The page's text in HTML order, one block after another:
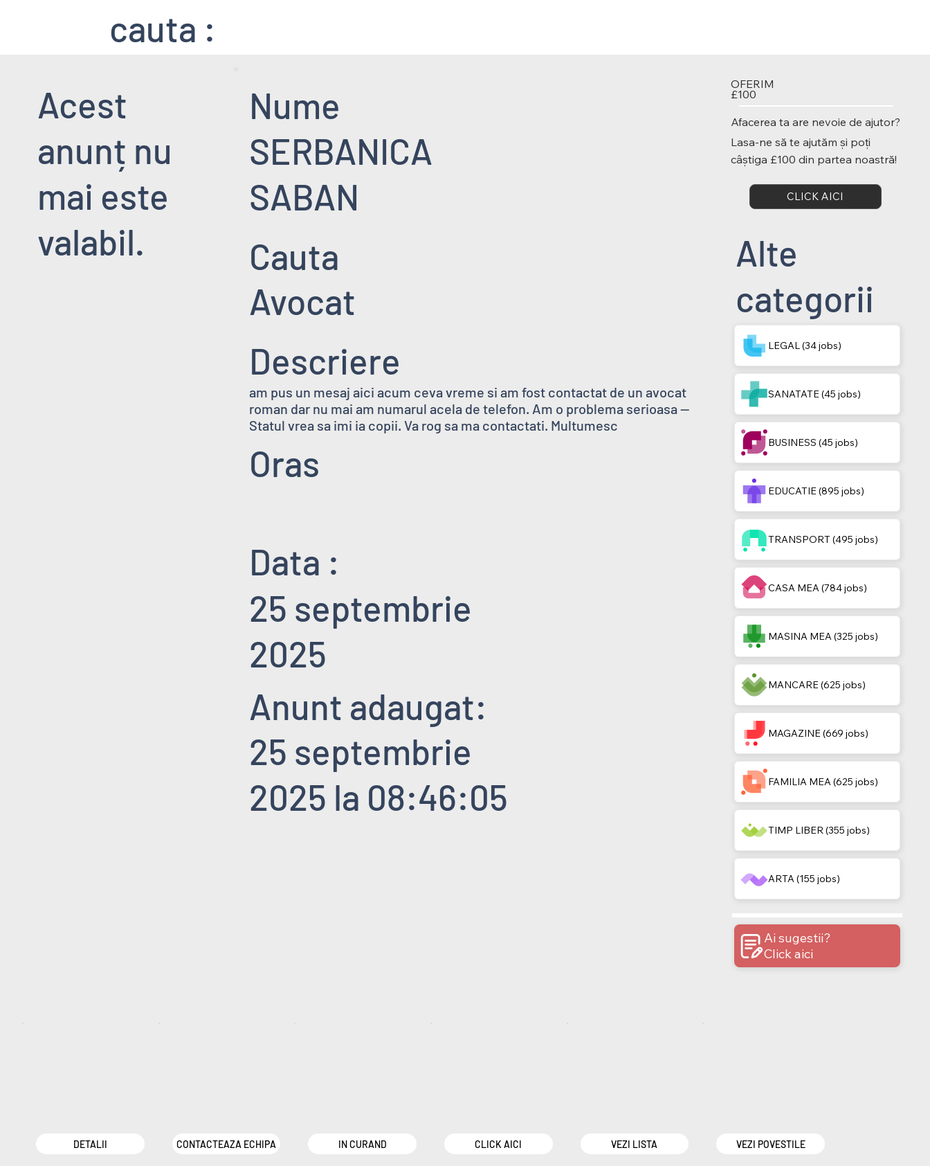
cauta :
Nume
SERBANICA
SABAN
Cauta
Avocat
Descriere
am pus un mesaj aici acum ceva vreme si am fost contactat de un avocat
roman dar nu mai am numarul acela de telefon. Am o problema serioasa --
Statul vrea sa imi ia copii. Va rog sa ma contactati. Multumesc
Oras
Data :
25 septembrie
2025
Anunt adaugat:
25 septembrie
2025 la 08:46:05
OFERIM
£100
Afacerea ta are nevoie de ajutor?
Lasa-ne să te ajutăm și poți
câștiga £100 din partea noastră!
CLICK AICI
Alte
categorii
LEGAL (34 jobs)
SANATATE (45 jobs)
BUSINESS (45 jobs)
EDUCATIE (895 jobs)
TRANSPORT (495 jobs)
CASA MEA (784 jobs)
MASINA MEA (325 jobs)
MANCARE (625 jobs)
MAGAZINE (669 jobs)
FAMILIA MEA (625 jobs)
TIMP LIBER (355 jobs)
ARTA (155 jobs)
Ai sugestii?
Click aici
Acest
anunț nu
mai este
valabil.
DETALII CONTACTEAZA ECHIPA IN CURAND CLICK AICI VEZI LISTA VEZI POVESTILE